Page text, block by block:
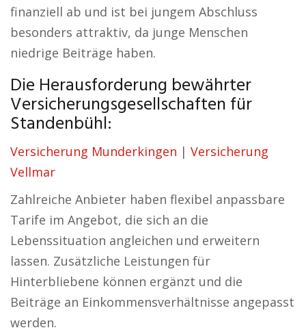
finanziell ab und ist bei jungem Abschluss
besonders attraktiv, da junge Menschen
niedrige Beiträge haben.
Die Herausforderung bewährter
Versicherungsgesellschaften für
Standenbühl:
Versicherung Munderkingen | Versicherung
Vellmar
Zahlreiche Anbieter haben flexibel anpassbare
Tarife im Angebot, die sich an die
Lebenssituation angleichen und erweitern
lassen. Zusätzliche Leistungen für
Hinterbliebene können ergänzt und die
Beiträge an Einkommensverhältnisse angepasst
werden.